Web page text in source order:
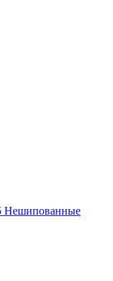
Нешипованные